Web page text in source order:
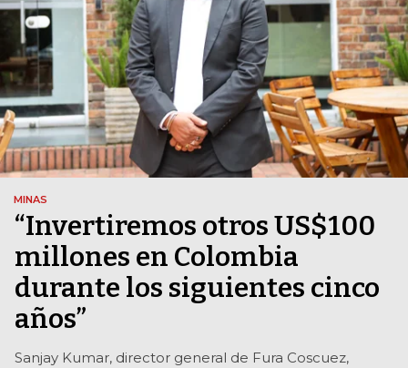
MINAS
“Invertiremos otros US$100
millones en Colombia
durante los siguientes cinco
años”
Sanjay Kumar, director general de Fura Coscuez,